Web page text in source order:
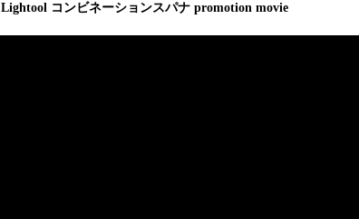
Lightool コンビネーションスパナ promotion movie